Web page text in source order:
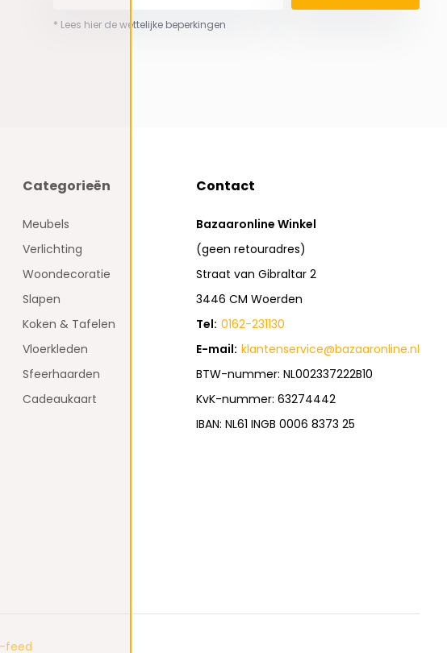
* Lees hier de wettelijke beperkingen
Categorieën
Meubels
Verlichting
Woondecoratie
Slapen
Koken & Tafelen
Vloerkleden
Sfeerhaarden
Cadeaukaart
Contact
Bazaaronline Winkel
(geen retouradres)
Straat van Gibraltar 2
3446 CM Woerden
Tel: 0162-231130
E-mail: klantenservice@bazaaronline.nl
BTW-nummer: NL002337222B10
KvK-nummer: 63274442
IBAN: NL61 INGB 0006 8373 25
feed